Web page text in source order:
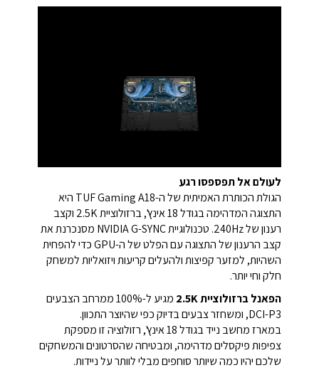
לעולם אל תפספסו רגע
הגולת הכותרת האמיתית של ה-TUF Gaming A18 היא
התצוגה המדהימה בגודל 18 אינץ', ברזולוציית 2.5K וקצב
רענון של 240Hz.
טכנולוגיית NVIDIA G-SYNC מסנכרנת את
קצב הרענון של התצוגה עם הפלט של ה-GPU כדי להפחית
השהיות, למזער קפיצות ולהעלים קריעות ויזואליות למשחק
חלק וחי יותר.
הפאנל ברזולוציית 2.5K
מגיע ל-100% ממרחב הצבעים
DCI-P3, ומשחזר צבעים בדיוק כפי שהיוצר התכוון.
במארז מחשב נייד בגודל 18 אינץ', רזולוציה זו מספקת
צפיפות פיקסלים מדהימה, ומבטיחה שהסרטונים והמשחקים
שלכם יהיו כמה שיותר סוחפים מבלי לוותר על ניידות.